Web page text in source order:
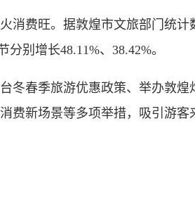
费旺。据敦煌市文旅部门统计
别增长48.11%、38.42%。
春季旅游优惠政策、举办敦煌
费新场景等多项举措，吸引游客